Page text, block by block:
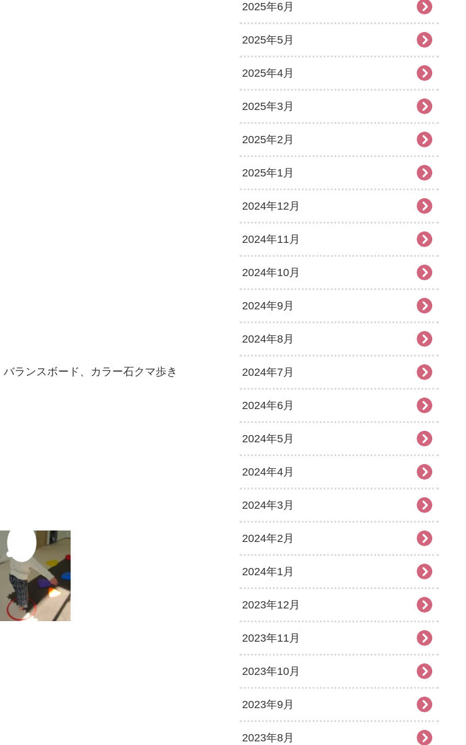
ランスボード、カラー石クマ歩き
2025年6月
2025年5月
2025年4月
2025年3月
2025年2月
2025年1月
2024年12月
2024年11月
2024年10月
2024年9月
2024年8月
2024年7月
2024年6月
2024年5月
2024年4月
2024年3月
2024年2月
2024年1月
2023年12月
2023年11月
2023年10月
2023年9月
2023年8月